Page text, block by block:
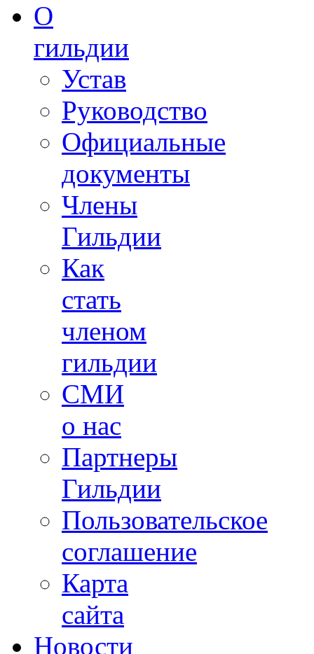
О
гильдии
Устав
Руководство
Официальные
документы
Члены
Гильдии
Как
стать
членом
гильдии
СМИ
о нас
Партнеры
Гильдии
Пользовательское
соглашение
Карта
сайта
Новости